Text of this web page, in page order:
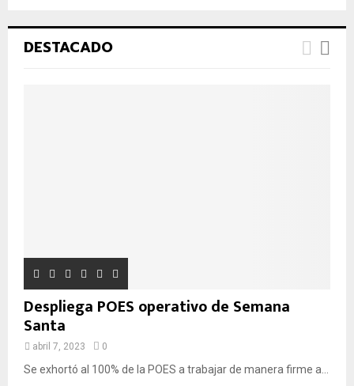
e
DESTACADO
Despliega POES operativo de Semana
Santa
abril 7, 2023 0
Se exhortó al 100% de la POES a trabajar de manera firme a...